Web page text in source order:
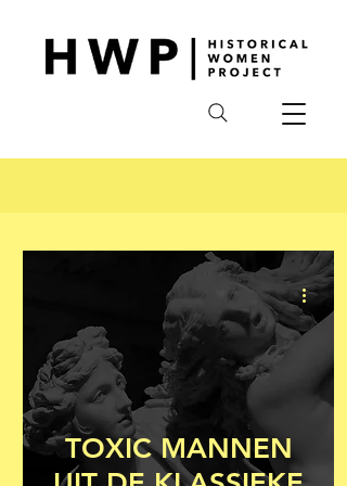
TOXIC MANNEN